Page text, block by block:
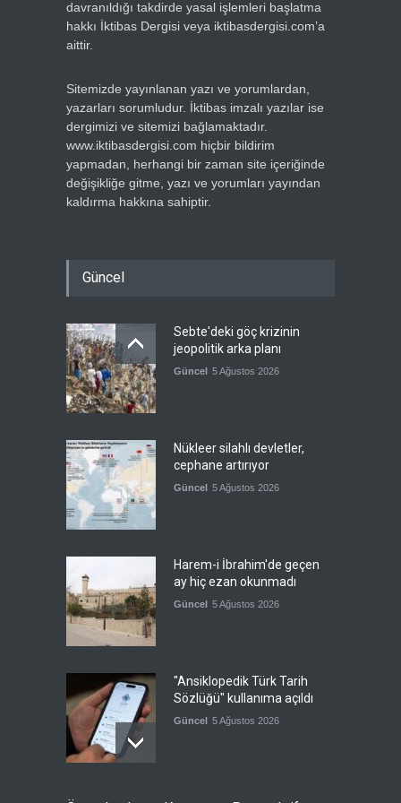
davranıldığı takdirde yasal işlemleri başlatma
hakkı İktibas Dergisi veya iktibasdergisi.com’a
aittir.
Sitemizde yayınlanan yazı ve yorumlardan,
yazarları sorumludur. İktibas imzalı yazılar ise
dergimizi ve sitemizi bağlamaktadır.
www.iktibasdergisi.com hiçbir bildirim
yapmadan, herhangi bir zaman site içeriğinde
değişikliğe gitme, yazı ve yorumları yayından
kaldırma hakkına sahiptir.
Güncel
Sebte'deki göç krizinin
jeopolitik arka planı
Güncel 5 Ağustos 2026
Nükleer silahlı devletler,
cephane artırıyor
Güncel 5 Ağustos 2026
Harem-i İbrahim'de geçen
ay hiç ezan okunmadı
Güncel 5 Ağustos 2026
"Ansiklopedik Türk Tarih
Sözlüğü" kullanıma açıldı
Güncel 5 Ağustos 2026
Almanya'nın otomotiv